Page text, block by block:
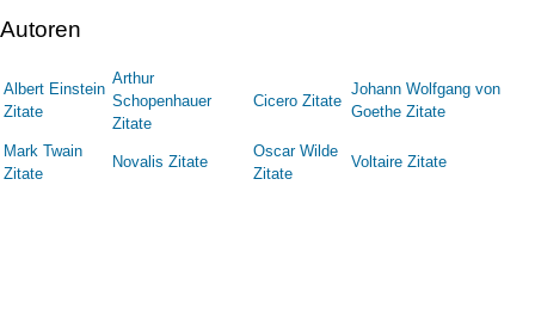
Autoren
Albert Einstein
Zitate
Arthur
Schopenhauer
Zitate
Cicero Zitate
Johann Wolfgang von
Goethe Zitate
Mark Twain
Zitate
Novalis Zitate
Oscar Wilde
Zitate
Voltaire Zitate